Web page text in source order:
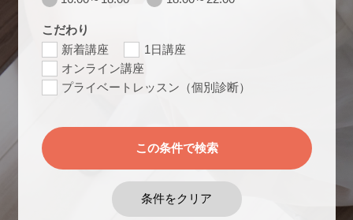
こだわり
新着講座
1日講座
オンライン講座
プライベートレッスン（個別診断）